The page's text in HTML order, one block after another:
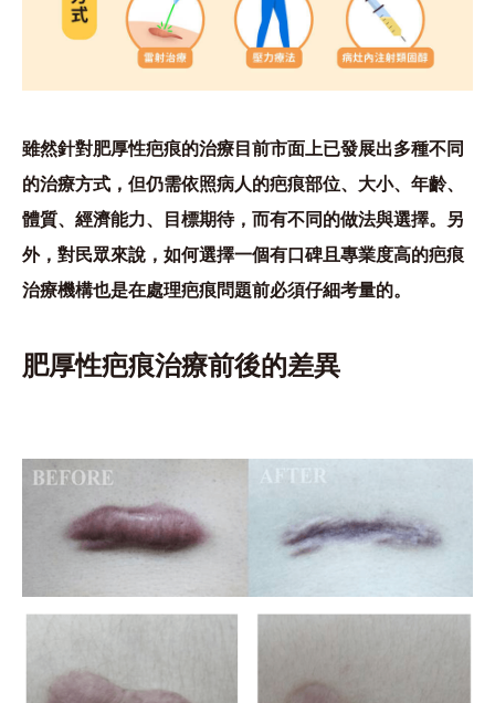
雖然針對肥厚性疤痕的治療目前市面上已發展出多種不同
的治療方式，但仍需依照病人的疤痕部位、大小、年齡、
體質、經濟能力、目標期待，而有不同的做法與選擇。另
外，對民眾來說，如何選擇一個有口碑且專業度高的疤痕
治療機構也是在處理疤痕問題前必須仔細考量的。
肥厚性疤痕治療前後的差異